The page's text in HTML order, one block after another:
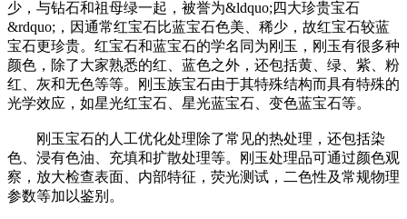
少，与钻石和祖母绿一起，被誉为&ldquo;四大珍贵宝石
&rdquo;，因通常红宝石比蓝宝石色美、稀少，故红宝石较蓝
宝石更珍贵。红宝石和蓝宝石的学名同为刚玉，刚玉有很多种
颜色，除了大家熟悉的红、蓝色之外，还包括黄、绿、紫、粉
红、灰和无色等等。刚玉族宝石由于其特殊结构而具有特殊的
光学效应，如星光红宝石、星光蓝宝石、变色蓝宝石等。
刚玉宝石的人工优化处理除了常见的热处理，还包括染
色、浸有色油、充填和扩散处理等。刚玉处理品可通过颜色观
察，放大检查表面、内部特征，荧光测试，二色性及常规物理
参数等加以鉴别。